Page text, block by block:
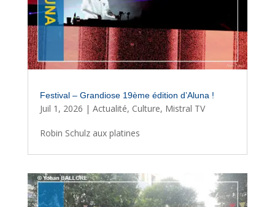
Festival – Grandiose 19ème édition d’Aluna !
Juil 1, 2026 | Actualité, Culture, Mistral TV
Robin Schulz aux platines